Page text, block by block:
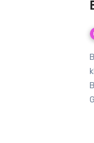
Balkonpflanzen die Bienen anlocken: Dein Balkon als